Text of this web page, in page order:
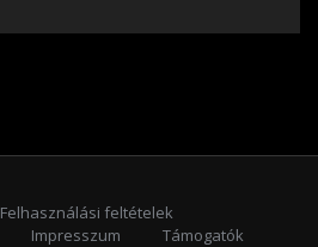
Felhasználási feltételek
Impresszum Támogatók